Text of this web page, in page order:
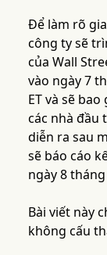
Để làm rõ
công ty sẽ
của Wall
vào ngày 7
ET và sẽ
các nhà đầu
diễn ra sau
sẽ báo cáo
ngày 8
Bài viết này
không cấu